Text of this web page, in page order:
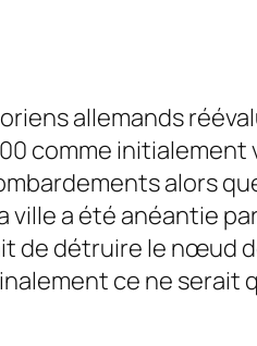
allemands
comme
alors
ville a été anéantie
de détruire le nœud
ce ne serait